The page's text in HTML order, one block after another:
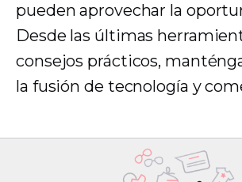
pueden aprovechar la
Desde las últimas
consejos prácticos,
la fusión de tecnología y